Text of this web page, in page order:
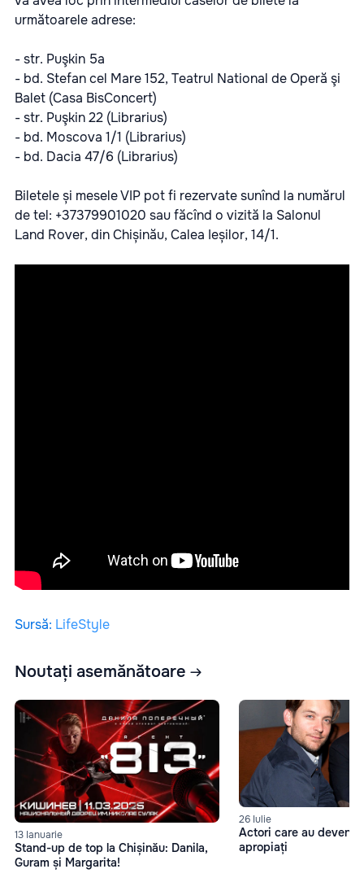
următoarele adrese:
- str. Puşkin 5a
- bd. Stefan cel Mare 152, Teatrul National de Operă şi
Balet (Casa BisConcert)
- str. Puşkin 22 (Librarius)
- bd. Moscova 1/1 (Librarius)
- bd. Dacia 47/6 (Librarius)
Biletele și mesele VIP pot fi rezervate sunînd la numărul
de tel: +37379901020 sau făcînd o vizită la Salonul
Land Rover, din Chișinău, Calea Ieșilor, 14/1.
Sursă: LifeStyle
Noutați asemănătoare
13 Ianuarie
Stand-up de top la Chișinău: Danila,
Guram și Margarita!
26 Iulie
Actori care au devenit
apropiați